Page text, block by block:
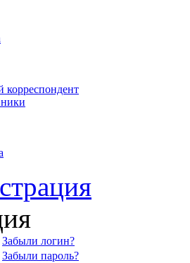
корреспондент
Забыли логин?
Забыли пароль?